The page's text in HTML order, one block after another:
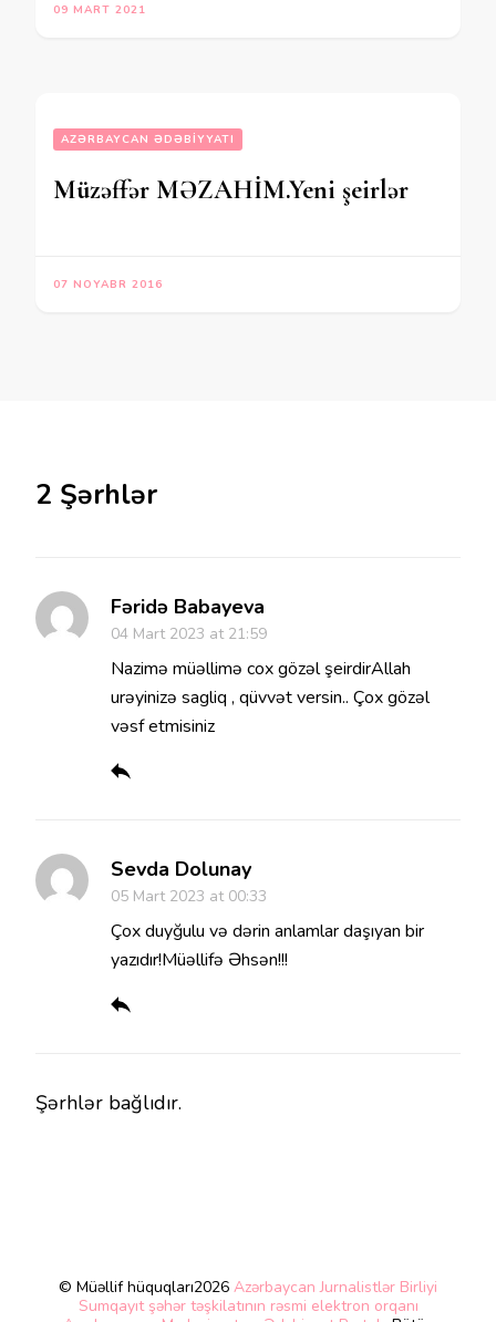
09 MART 2021
AZƏRBAYCAN ƏDƏBIYYATI
Müzəffər MƏZAHİM.Yeni şeirlər
07 NOYABR 2016
2 Şərhlər
Fəridə Babayeva
04 Mart 2023 at 21:59
Nazimə müəllimə cox gözəl şeirdirAllah
urəyinizə sagliq , qüvvət versin.. Çox gözəl
vəsf etmisiniz
Sevda Dolunay
05 Mart 2023 at 00:33
Çox duyğulu və dərin anlamlar daşıyan bir
yazıdır!Müəllifə Əhsən!!!
Şərhlər bağlıdır.
© Müəllif hüquqları2026 Azərbaycan Jurnalistlər Birliyi
Sumqayıt şəhər təşkilatının rəsmi elektron orqanı